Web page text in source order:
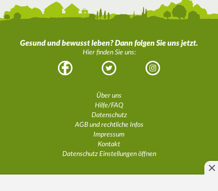
Gesund und bewusst leben? Dann folgen Sie uns jetzt.
Hier finden Sie uns:
Facebook Twitter Instagram
Über uns
Hilfe/FAQ
Datenschutz
AGB und rechtliche Infos
Impressum
Kontakt
Datenschutz Einstellungen öffnen